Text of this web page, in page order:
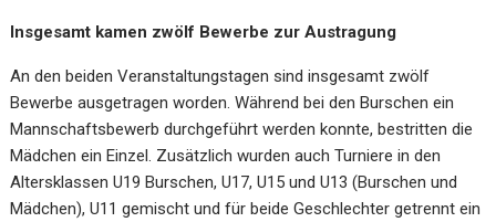
Insgesamt kamen zwölf Bewerbe zur Austragung
An den beiden Veranstaltungstagen sind insgesamt zwölf
Bewerbe ausgetragen worden. Während bei den Burschen ein
Mannschaftsbewerb durchgeführt werden konnte, bestritten die
Mädchen ein Einzel. Zusätzlich wurden auch Turniere in den
Altersklassen U19 Burschen, U17, U15 und U13 (Burschen und
Mädchen), U11 gemischt und für beide Geschlechter getrennt ein